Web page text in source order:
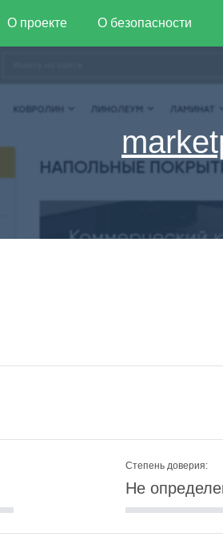
О проекте О безопасности
Степень доверия:
Не